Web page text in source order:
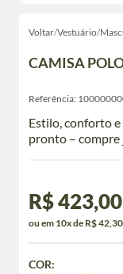
Voltar/Vestuário/
CAMISA
Referência:
Estilo, conforto
pronto – compre
R$ 423,00
ou em 10x de R$
COR: